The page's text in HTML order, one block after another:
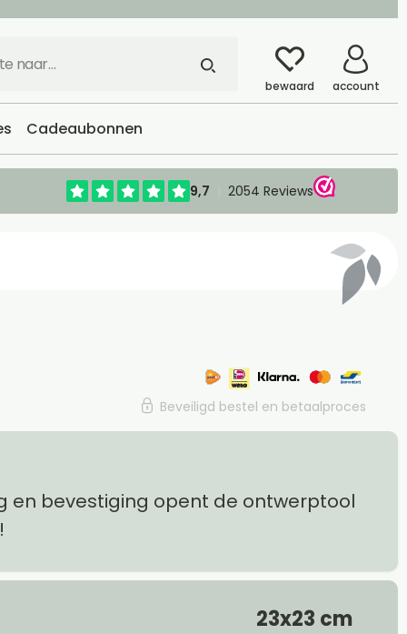
bewaard account
Cadeaubonnen
Beveiligd bestel en betaalproces
en bevestiging opent de ontwerptool
23x23 cm